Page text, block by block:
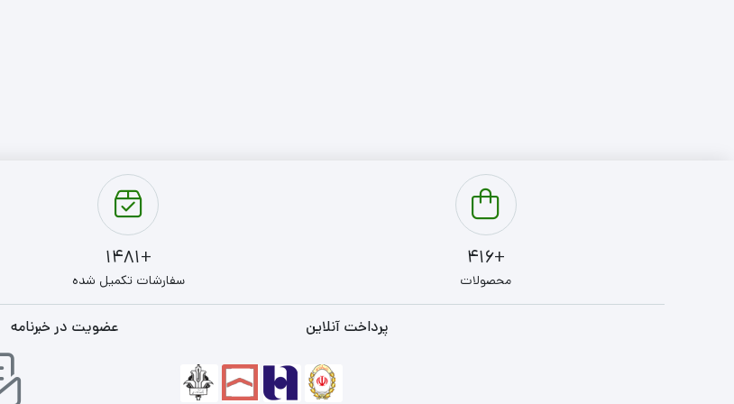
+416
محصولات
+1481
سفارشات تکمیل شده
پرداخت آنلاین عضویت در خبرنامه